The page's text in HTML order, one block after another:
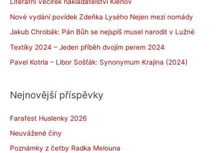
Literární večírek nakladatelství Klenov
Nové vydání povídek Zdeňka Lysého Nejen mezi nomády
Jakub Chrobák: Pán Bůh se nejspíš musel narodit v Lužné
Textíky 2024 – Jeden příběh dvojím perem 2024
Pavel Kotrla – Libor Sošťák: Synonymum Krajina (2024)
Nejnovější příspěvky
Farafest Huslenky 2026
Neuvážené činy
Poznámky z četby Radka Melouna